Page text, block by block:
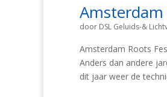
Amsterdam
door DSL Geluids-&
Amsterdam Roots
Anders dan andere
dit jaar weer de